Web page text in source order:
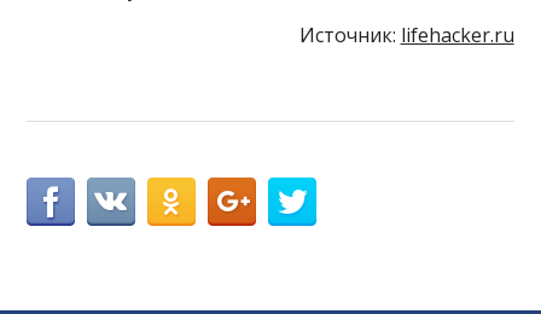
Источник: lifehacker.ru